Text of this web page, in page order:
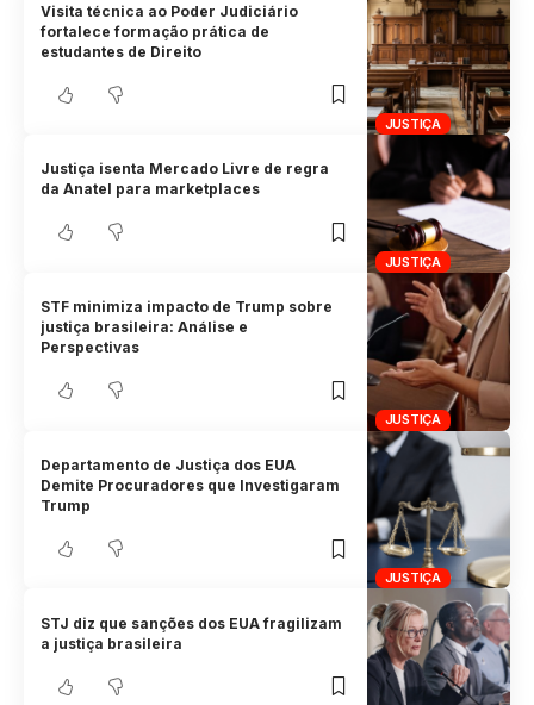
JUSTIÇA
Visita técnica ao Poder Judiciário
fortalece formação prática de
estudantes de Direito
JUSTIÇA
Justiça isenta Mercado Livre de regra
da Anatel para marketplaces
JUSTIÇA
STF minimiza impacto de Trump sobre
justiça brasileira: Análise e
Perspectivas
JUSTIÇA
Departamento de Justiça dos EUA
Demite Procuradores que Investigaram
Trump
STJ diz que sanções dos EUA fragilizam
a justiça brasileira